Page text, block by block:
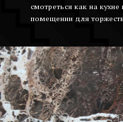
смотреться как на кухне
помещении для